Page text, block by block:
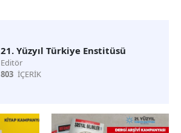
21. Yüzyıl Türkiye Enstitüsü
Editör
803 İÇERİK